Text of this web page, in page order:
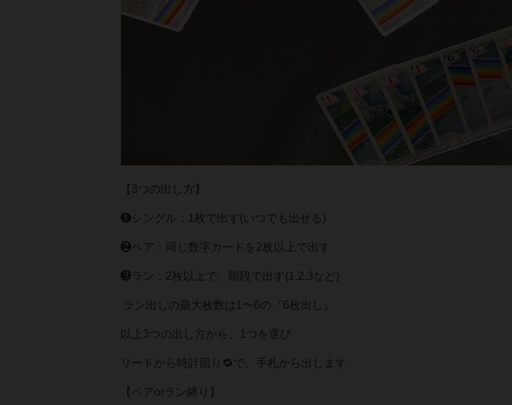
【3つの出し方】
❶シングル：1枚で出す(いつでも出せる)
❷ペア：同じ数字カードを2枚以上で出す
❸ラン：2枚以上で、階段で出す(1.2.3など)
ラン出しの最大枚数は1〜6の『6枚出し』
以上3つの出し方から、1つを選び
リードから時計回り🔁で、手札から出します
【ペアorラン縛り】